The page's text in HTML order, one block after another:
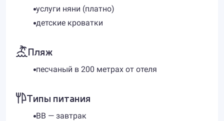
услуги няни (платно)
детские кроватки
Пляж
песчаный в 200 метрах от отеля
Типы питания
BB — завтрак